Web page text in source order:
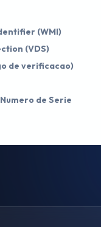
(WMI)
(VDS)
de verificacao)
de Serie